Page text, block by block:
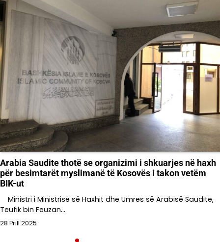
Arabia Saudite thotë se organizimi i shkuarjes në haxh
për besimtarët myslimanë të Kosovës i takon vetëm
BIK-ut
Ministri i Ministrisë së Haxhit dhe Umres së Arabisë Saudite,
Teufik bin Feuzan…
28 Prill 2025